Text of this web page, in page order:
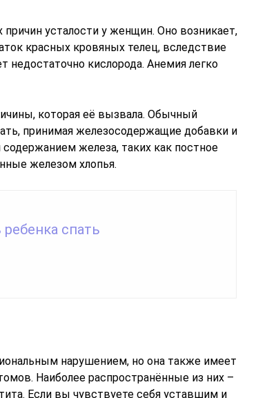
усталости у женщин. Оно возникает,
красных кровяных телец, вследствие
недостаточно кислорода. Анемия легко
которая её вызвала. Обычный
принимая железосодержащие добавки и
железа, таких как постное
железом хлопья.
спать
нарушением, но она также имеет
Наиболее распространённые из них –
Если вы чувствуете себя уставшим и